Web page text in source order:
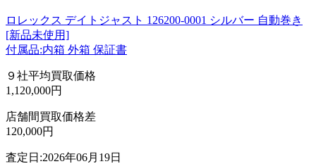
ロレックス デイトジャスト 126200-0001 シルバー 自動巻き
[新品未使用]
付属品:内箱 外箱 保証書
９社平均買取価格
1,120,000円
店舗間買取価格差
120,000円
査定日:2026年06月19日